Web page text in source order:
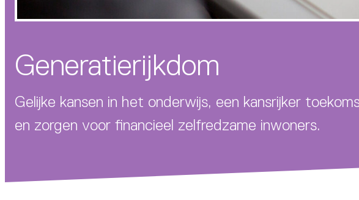
Generatierijkdom
Gelijke kansen in het onderwijs, een kansrijker
en zorgen voor financieel zelfredzame inwoners.